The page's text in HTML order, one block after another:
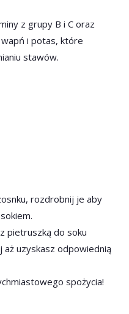
z grupy B i C oraz
wapń i potas, które
stawów.
rozdrobnij je aby
pietruszką do soku
uzyskasz odpowiednią
spożycia!